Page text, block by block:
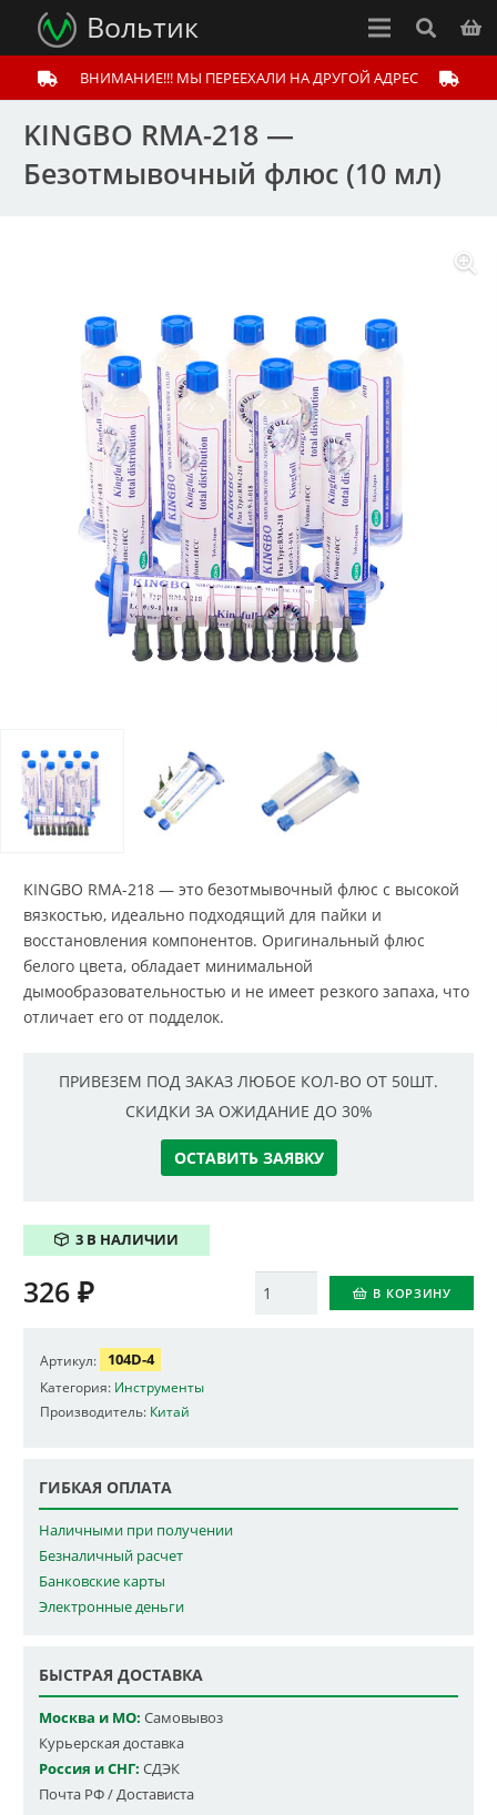
Вольтик
ВНИМАНИЕ!!! МЫ ПЕРЕЕХАЛИ НА ДРУГОЙ АДРЕС
KINGBO RMA-218 —
Безотмывочный флюс (10 мл)
KINGBO RMA-218 — это безотмывочный флюс с высокой
вязкостью, идеально подходящий для пайки и
восстановления компонентов. Оригинальный флюс
белого цвета, обладает минимальной
дымообразовательностью и не имеет резкого запаха, что
отличает его от подделок.
ПРИВЕЗЕМ ПОД ЗАКАЗ ЛЮБОЕ КОЛ-ВО ОТ 50ШТ.
СКИДКИ ЗА ОЖИДАНИЕ ДО 30%
ОСТАВИТЬ ЗАЯВКУ
3 В НАЛИЧИИ
Количество В КОРЗИНУ
326 ₽
Артикул: 104D-4
Категория: Инструменты
Производитель: Китай
ГИБКАЯ ОПЛАТА
Наличными при получении
Безналичный расчет
Банковские карты
Электронные деньги
БЫСТРАЯ ДОСТАВКА
Москва и МО: Самовывоз
Курьерская доставка
Россия и СНГ: СДЭК
Почта РФ / Достависта